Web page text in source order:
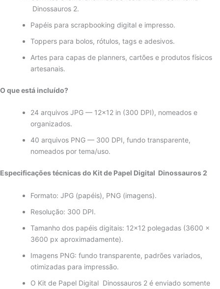
Dinossauros 2.
Papéis para scrapbooking digital e impresso.
Toppers para bolos, rótulos, tags e adesivos.
Artes para capas de planners, cartões e produtos físicos
artesanais.
O que está incluído?
24 arquivos JPG — 12×12 in (300 DPI), nomeados e
organizados.
40 arquivos PNG — 300 DPI, fundo transparente,
nomeados por tema/uso.
Especificações técnicas do Kit de Papel Digital Dinossauros 2
Formato: JPG (papéis), PNG (imagens).
Resolução: 300 DPI.
Tamanho dos papéis digitais: 12×12 polegadas (3600 ×
3600 px aproximadamente).
Imagens PNG: fundo transparente, padrões variados,
otimizadas para impressão.
O Kit de Papel Digital Dinossauros 2 é enviado somente